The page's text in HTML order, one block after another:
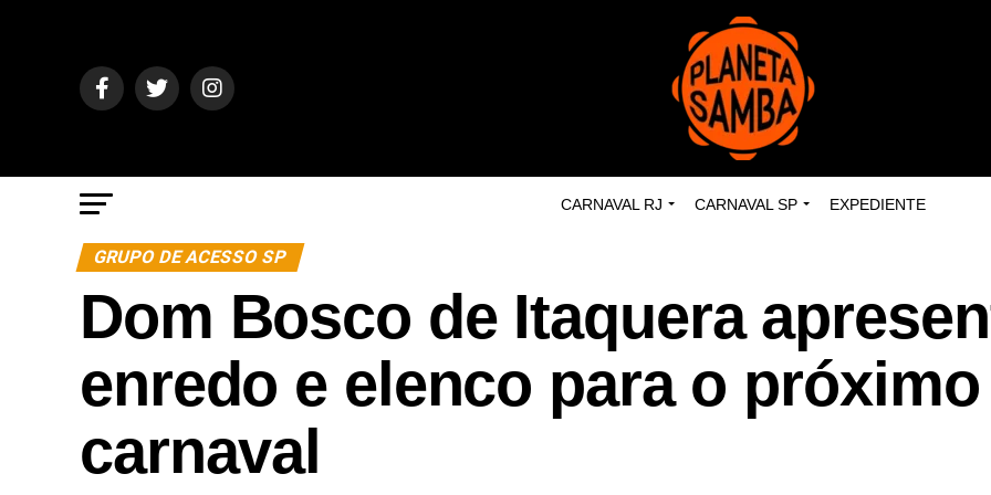
CARNAVAL RJ CARNAVAL SP EXPEDIENTE
GRUPO DE ACESSO SP
Dom Bosco de Itaquera
enredo e elenco para o próximo
carnaval